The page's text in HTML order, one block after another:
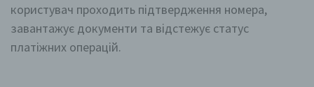
користувач проходить підтвердження номера,
завантажує документи та відстежує статус
платіжних операцій.